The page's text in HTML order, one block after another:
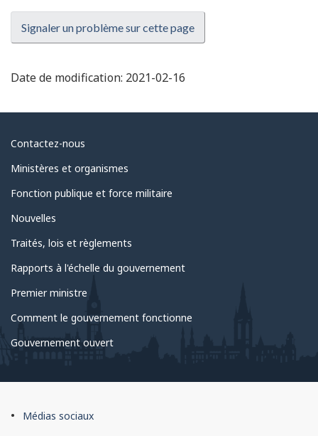
Signaler un problème sur cette page
Date de modification: 2021-02-16
Au
sujet
du
gouvernement
Contactez-nous
Ministères et organismes
Fonction publique et force militaire
Nouvelles
Traités, lois et règlements
Rapports à l'échelle du gouvernement
Premier ministre
Comment le gouvernement fonctionne
Gouvernement ouvert
À
Médias sociaux